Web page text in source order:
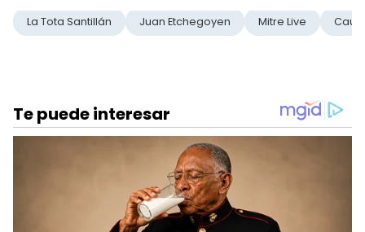
La Tota Santillán Juan Etchegoyen Mitre Live